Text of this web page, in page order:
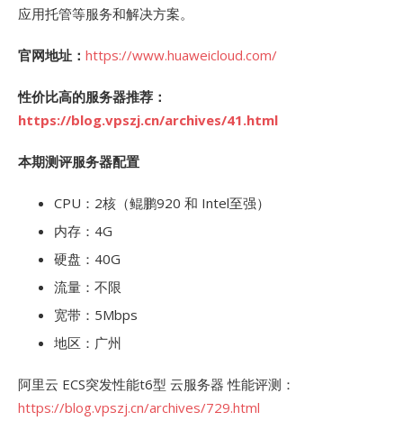
应用托管等服务和解决方案。
官网地址： https://www.huaweicloud.com/
性价比高的服务器推荐：
https://blog.vpszj.cn/archives/41.html
本期测评服务器配置
CPU：2核（鲲鹏920 和 Intel至强）
内存：4G
硬盘：40G
流量：不限
宽带：5Mbps
地区：广州
阿里云 ECS突发性能t6型 云服务器 性能评测：
https://blog.vpszj.cn/archives/729.html